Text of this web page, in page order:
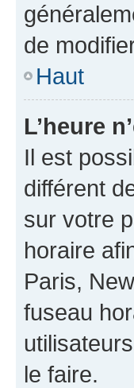
de
Haut
L’heure
Il est
différent
sur votre
horaire
Paris,
fuseau
le faire.